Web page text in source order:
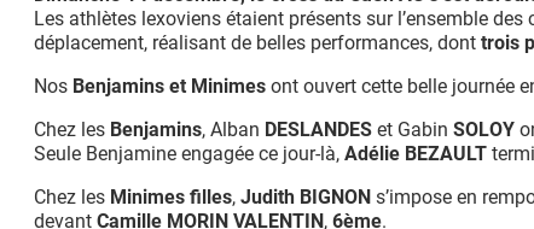
Les athlètes lexoviens étaient présents sur l’ensemble
déplacement, réalisant de belles performances, dont trois
Nos Benjamins et Minimes ont ouvert cette belle journée
Chez les Benjamins, Alban DESLANDES et Gabin SOLOY
Seule Benjamine engagée ce jour-là, Adélie BEZAULT
Chez les Minimes filles, Judith BIGNON s’impose en
devant Camille MORIN VALENTIN, 6ème.